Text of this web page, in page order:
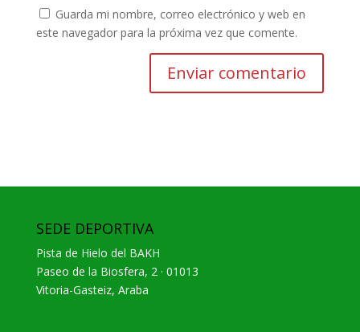
Guarda mi nombre, correo electrónico y web en
este navegador para la próxima vez que comente.
SEDE DEPORTIVA
Pista de Hielo del BAKH
Paseo de la Biosfera, 2 · 01013
Vitoria-Gasteiz, Araba